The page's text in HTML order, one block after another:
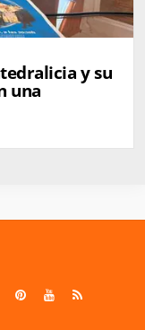
y su
una